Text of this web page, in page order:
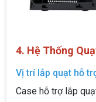
4. Hệ Thống
Vị trí lắp quạt hỗ
Case hỗ trợ lắp